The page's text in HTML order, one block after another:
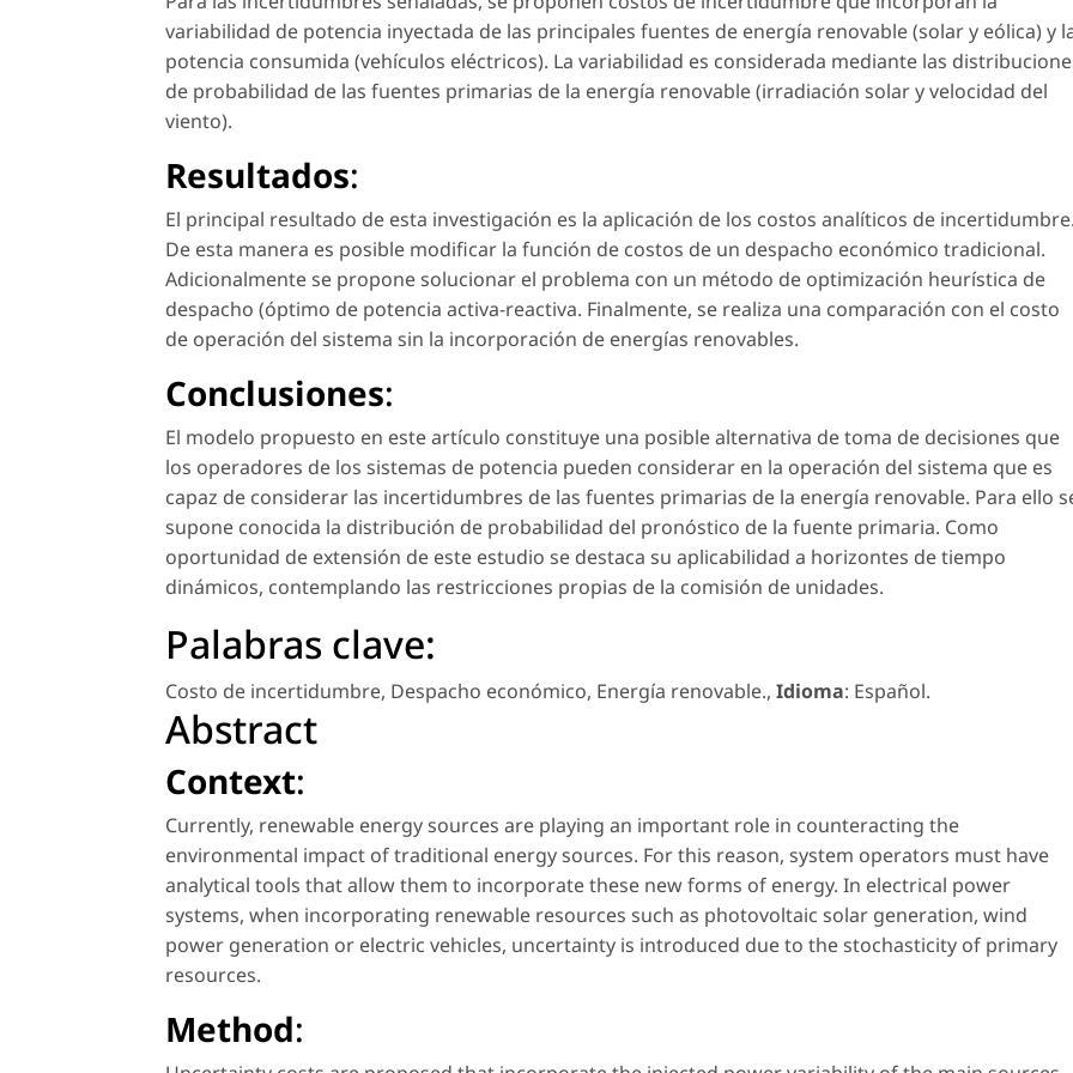
variabilidad de potencia inyectada de las principales fuentes de energía renovable (solar y eólica) y
potencia consumida (vehículos eléctricos). La variabilidad es considerada mediante las
de probabilidad de las fuentes primarias de la energía renovable (irradiación solar y velocidad del
viento).
Resultados:
El principal resultado de esta investigación es la aplicación de los costos analíticos de incertidumbre.
De esta manera es posible modificar la función de costos de un despacho económico tradicional.
Adicionalmente se propone solucionar el problema con un método de optimización heurística de
despacho (óptimo de potencia activa-reactiva. Finalmente, se realiza una comparación con el costo
de operación del sistema sin la incorporación de energías renovables.
Conclusiones:
El modelo propuesto en este artículo constituye una posible alternativa de toma de decisiones que
los operadores de los sistemas de potencia pueden considerar en la operación del sistema que es
capaz de considerar las incertidumbres de las fuentes primarias de la energía renovable. Para ello
supone conocida la distribución de probabilidad del pronóstico de la fuente primaria. Como
oportunidad de extensión de este estudio se destaca su aplicabilidad a horizontes de tiempo
dinámicos, contemplando las restricciones propias de la comisión de unidades.
Palabras clave:
Costo de incertidumbre, Despacho económico, Energía renovable., Idioma: Español.
Abstract
Context:
Currently, renewable energy sources are playing an important role in counteracting the
environmental impact of traditional energy sources. For this reason, system operators must have
analytical tools that allow them to incorporate these new forms of energy. In electrical power
systems, when incorporating renewable resources such as photovoltaic solar generation, wind
power generation or electric vehicles, uncertainty is introduced due to the stochasticity of primary
resources.
Method: